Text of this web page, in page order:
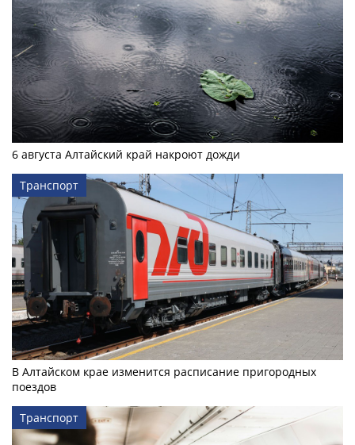
6 августа Алтайский край накроют дожди
Транспорт
В Алтайском крае изменится расписание пригородных
поездов
Транспорт